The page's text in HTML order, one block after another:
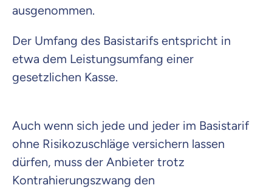
ausgenommen.
Der Umfang des Basistarifs entspricht in
etwa dem Leistungsumfang einer
gesetzlichen Kasse.
Auch wenn sich jede und jeder im Basistarif
ohne Risikozuschläge versichern lassen
dürfen, muss der Anbieter trotz
Kontrahierungszwang den